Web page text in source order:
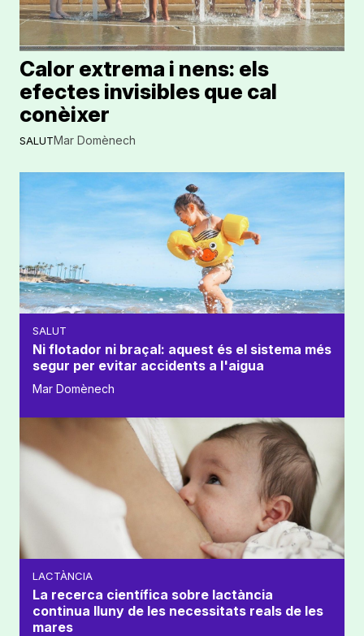
SALUT
Calor extrema i nens: els
efectes invisibles que cal
conèixer
Mar Domènech
SALUT
Ni flotador ni braçal: aquest és el sistema més
segur per evitar accidents a l'aigua
Mar Domènech
LACTÀNCIA
La recerca científica sobre lactància
continua lluny de les necessitats reals de les
mares